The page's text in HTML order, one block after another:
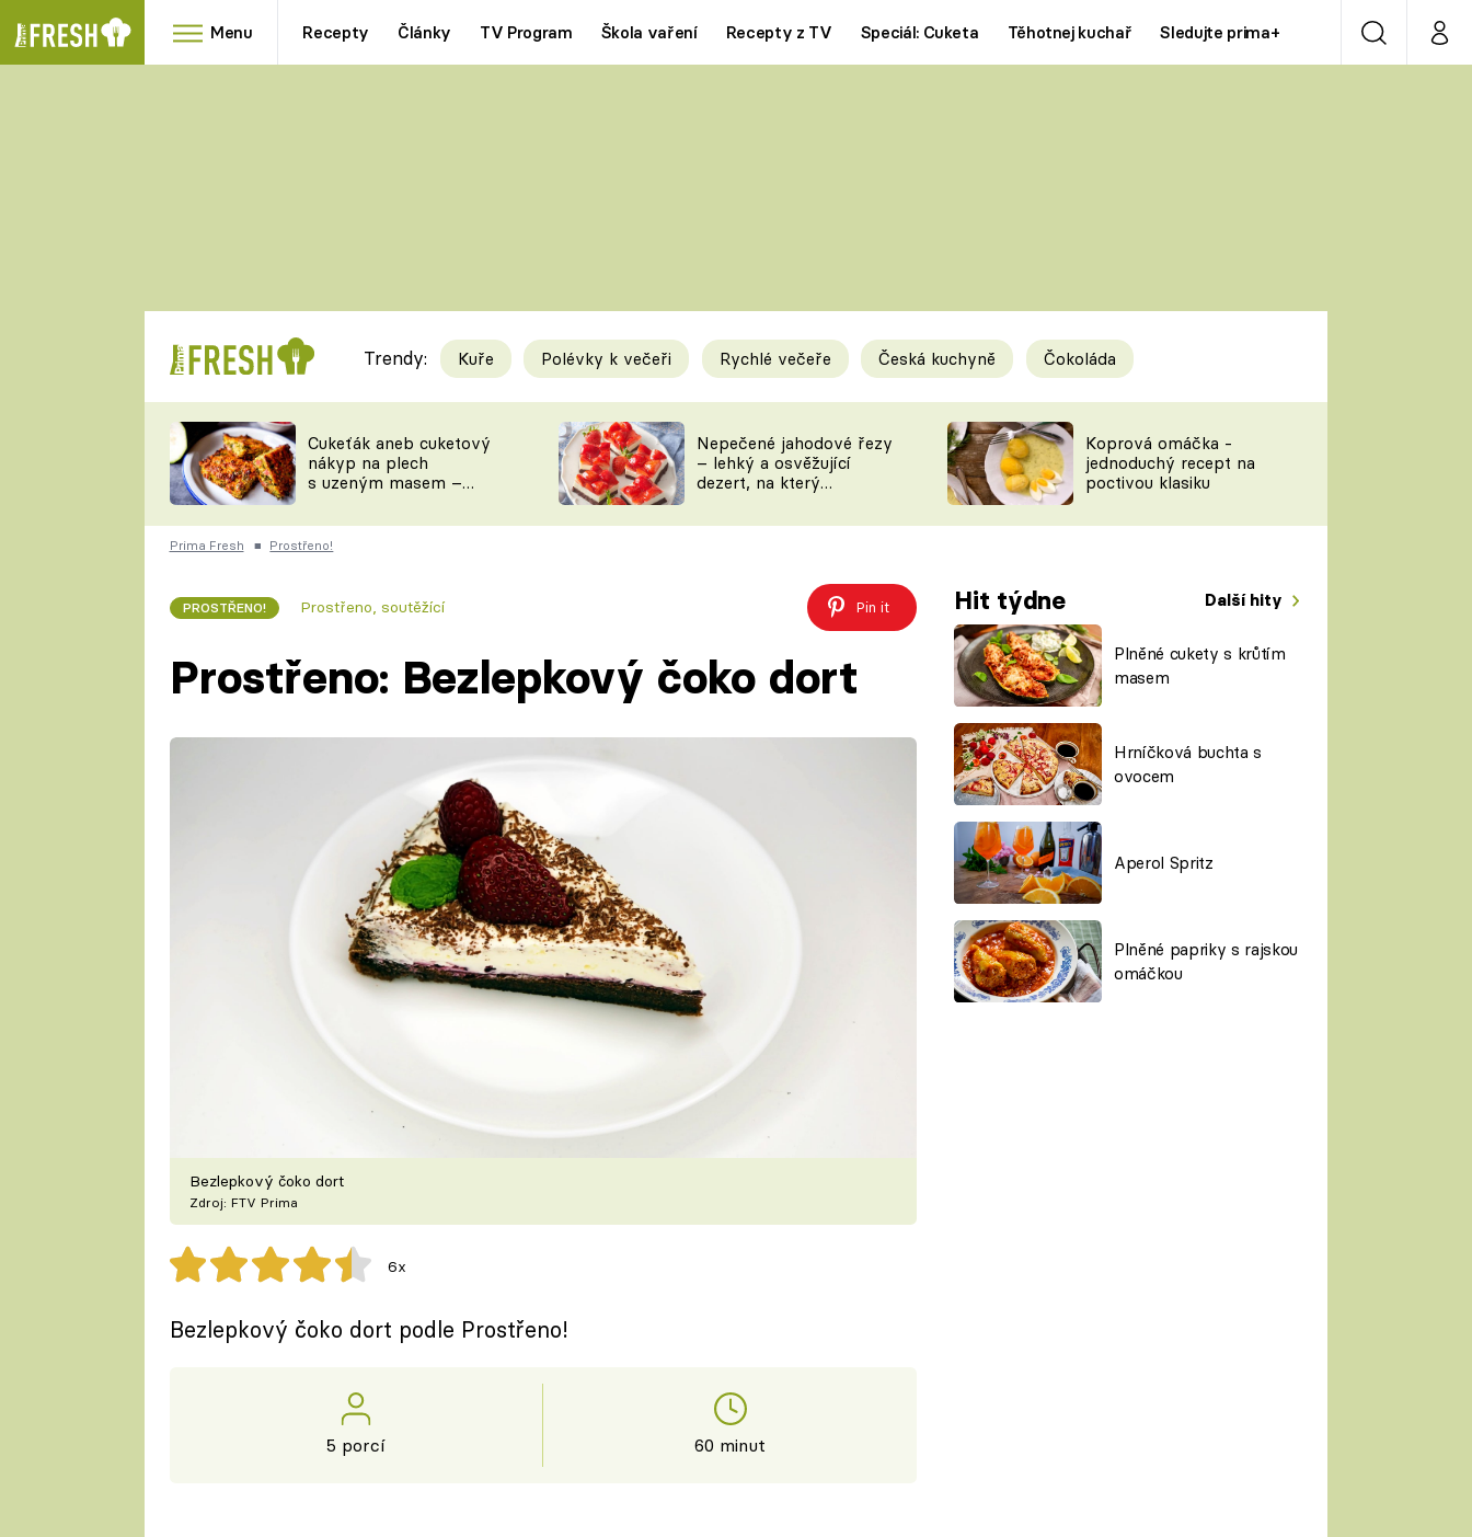
Menu Recepty Články TV Program Škola vaření Recepty z TV Speciál: Cuketa Těhotnej kuchař Sledujte prima+ VyhledáváníMůj
RYCHLOVKY
Videorecepty
TEĎ VAŘÍ ŠÉF!
ČESKO NA TALÍŘI
KUCHAŘKA
Tipy a triky
KAM ZA JÍDLEM
VYCHYTÁVKY
Novinky
ŠÉFREDAKTORKY
ČASOPIS
Prima LAJK
Sledujte nás
Trendy: Kuře Polévky k večeři Rychlé večeře Česká kuchyně Čokoláda
Cukeťák aneb cuketový
nákyp na plech
s uzeným masem –
zpracovat přerostlé
cukety
Nepečené jahodové řezy
– lehký a osvěžující
dezert, na který
Koprová omáčka -
jednoduchý recept na
poctivou klasiku
Prima Fresh ■ Prostřeno!
PROSTŘENO! Prostřeno, soutěžící Pin it Hit týdne Další hity
Plněné cukety s krůtím
masem
Hrníčková buchta s
ovocem
Aperol Spritz
Plněné papriky s rajskou
omáčkou
Prostřeno: Bezlepkový čoko dort
Bezlepkový čoko dort
Zdroj: FTV Prima
6x
Bezlepkový čoko dort podle Prostřeno!
5 porcí 60 minut